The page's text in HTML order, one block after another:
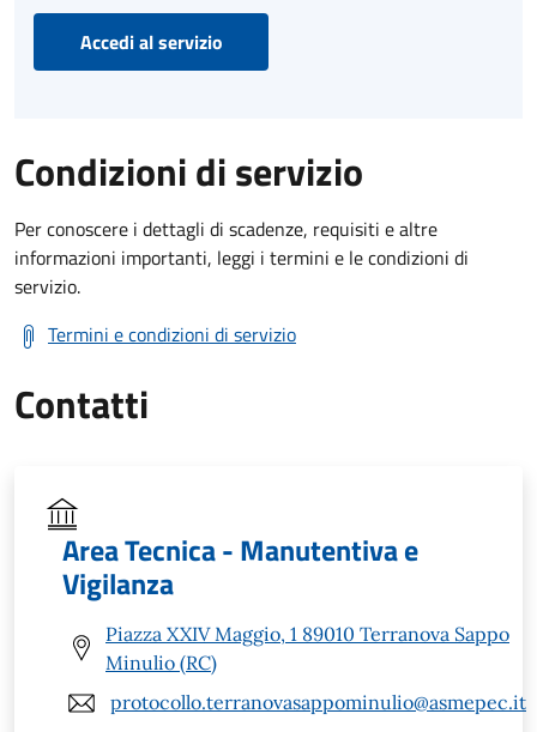
Accedi al servizio
Condizioni di servizio
Per conoscere i dettagli di scadenze, requisiti e altre
informazioni importanti, leggi i termini e le condizioni di
servizio.
Termini e condizioni di servizio
Contatti
Area Tecnica - Manutentiva e
Vigilanza
Piazza XXIV Maggio, 1 89010 Terranova Sappo
Minulio (RC)
protocollo.terranovasappominulio@asmepec.it